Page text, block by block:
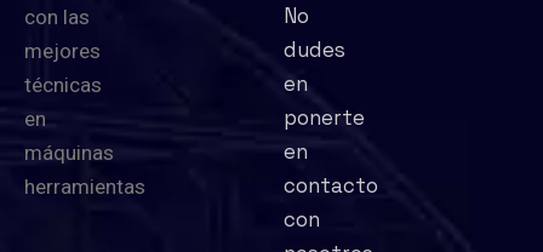
con las
mejores
técnicas
en
máquinas
herramientas
No
dudes
en
ponerte
en
contacto
con